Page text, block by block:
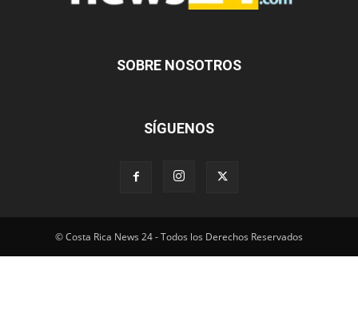
SOBRE NOSOTROS
SÍGUENOS
© Costa Rica News 24 - Todos los Derechos Reservados